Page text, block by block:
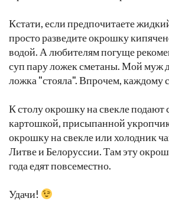
Кстати, если предпочитаете
просто разведите окрошку
водой. А любителям погуще
суп пару ложек сметаны. Мой муж
ложка "стояла". Впрочем, каждому
К столу окрошку на свекле подают
картошкой, присыпанной
окрошку на свекле или холодник
Литве и Белоруссии. Там эту
года едят повсеместно.
Удачи!